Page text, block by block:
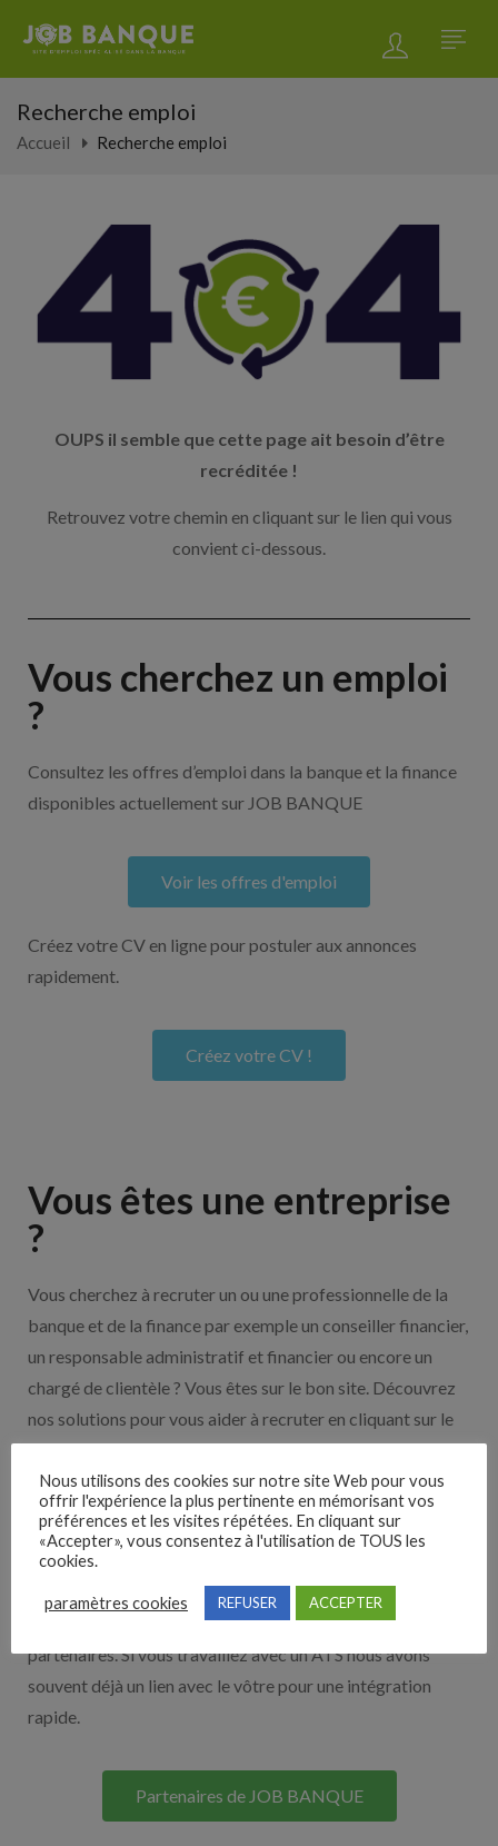
Recherche emploi
Accueil Recherche emploi
OUPS il semble que cette page ait besoin d’être
recréditée !
Retrouvez votre chemin en cliquant sur le lien qui vous
convient ci-dessous.
Vous cherchez un emploi
?
Consultez les offres d’emploi dans la banque et la finance
disponibles actuellement sur JOB BANQUE
Voir les offres d'emploi
Créez votre CV en ligne pour postuler aux annonces
rapidement.
Créez votre CV !
Vous êtes une entreprise
?
Vous cherchez à recruter un ou une professionnelle de la
banque et de la finance par exemple un conseiller financier,
un responsable administratif et financier ou encore un
chargé de clientèle ? Vous êtes sur le bon site. Découvrez
nos solutions pour vous aider à recruter en cliquant sur le
bouton ci-dessous.
Nos solutions entreprises
Découvrez nos partenaires ! Moteurs de recherches,
multidiffuseurs, sites payant… nombreux sont nos
partenaires. Si vous travaillez avec un ATS nous avons
souvent déjà un lien avec le vôtre pour une intégration
rapide.
Partenaires de JOB BANQUE
Nous utilisons des cookies sur notre site Web pour vous
offrir l'expérience la plus pertinente en mémorisant vos
préférences et les visites répétées. En cliquant sur
«Accepter», vous consentez à l'utilisation de TOUS les
cookies.
paramètres cookies REFUSER ACCEPTER